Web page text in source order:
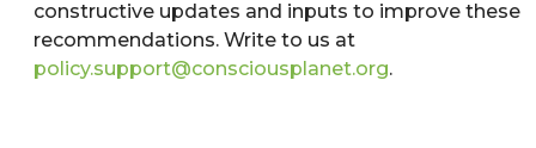
constructive updates and inputs to improve these
recommendations. Write to us at
policy.support@consciousplanet.org.